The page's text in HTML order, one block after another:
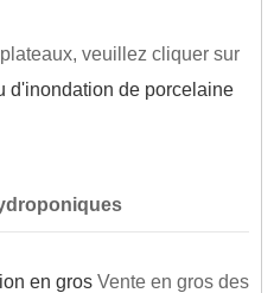
veuillez cliquer sur
d'inondation de porcelaine
en gros Vente en gros des